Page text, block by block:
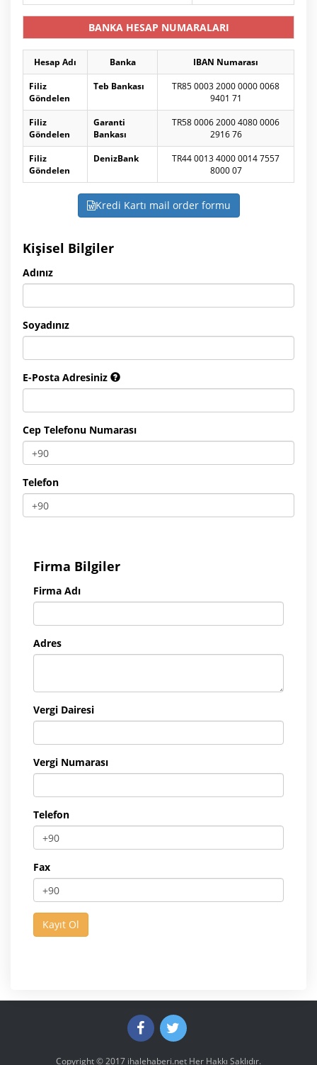
BANKA HESAP NUMARALARI
Hesap Adı Banka
IBAN Numarası
Filiz
Göndelen
Teb Bankası
TR85 0003 2000 0000 0068
9401 71
Filiz
Göndelen
Garanti
Bankası
TR58 0006 2000 4080 0006
2916 76
Filiz
Göndelen
DenizBank
TR44 0013 4000 0014 7557
8000 07
Kredi Kartı mail order formu
Kişisel Bilgiler
Adınız
Soyadınız
E-Posta Adresiniz
Cep Telefonu Numarası
Telefon
Firma Bilgiler
Firma Adı
Adres
Vergi Dairesi
Vergi Numarası
Telefon
Fax
Copyright © 2017 ihalehaberi.net Her Hakkı Saklıdır.